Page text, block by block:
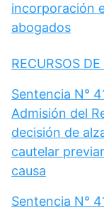
incorporación
abogados
RECURSOS
Sentencia N°
Admisión del
decisión de
cautelar
causa
Sentencia N°